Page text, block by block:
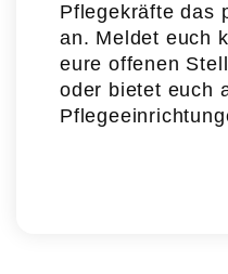
Pflegekräfte das
an. Meldet euch
eure offenen
oder bietet euch